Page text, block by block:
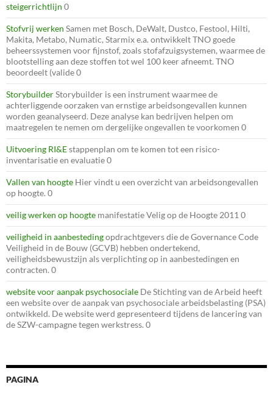
steigerrichtlijn 0
Stofvrij werken Samen met Bosch, DeWalt, Dustco, Festool, Hilti,
Makita, Metabo, Numatic, Starmix e.a. ontwikkelt TNO goede
beheerssystemen voor fijnstof, zoals stofafzuigsystemen, waarmee de
blootstelling aan deze stoffen tot wel 100 keer afneemt. TNO
beoordeelt (valide 0
StorybuilderStorybuilder is een instrument waarmee de
achterliggende oorzaken van ernstige arbeidsongevallen kunnen
worden geanalyseerd. Deze analyse kan bedrijven helpen om
maatregelen te nemen om dergelijke ongevallen te voorkomen 0
Uitvoering RI&Estappenplan om te komen tot een risico-
inventarisatie en evaluatie 0
Vallen van hoogte Hier vindt u een overzicht van arbeidsongevallen
op hoogte. 0
veilig werken op hoogte manifestatie Velig op de Hoogte 2011 0
veiligheid in aanbestedingopdrachtgevers die de Governance Code
Veiligheid in de Bouw (GCVB) hebben ondertekend,
veiligheidsbewustzijn als verplichting op in aanbestedingen en
contracten. 0
website voor aanpak psychosociale De Stichting van de Arbeid heeft
een website over de aanpak van psychosociale arbeidsbelasting (PSA)
ontwikkeld. De website werd gepresenteerd tijdens de lancering van
de SZW-campagne tegen werkstress. 0
PAGINA